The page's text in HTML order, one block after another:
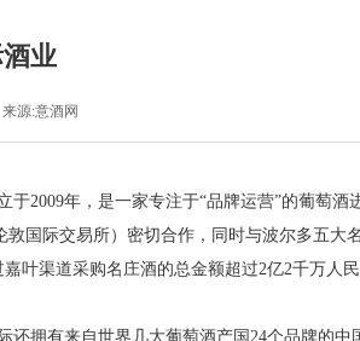
业
来源:意酒网
于2009年，是一家专注于“品牌运营”的葡萄
敦国际交易所）密切合作，同时与波尔多五大
叶渠道采购名庄酒的总金额超过2亿2千万人
还拥有来自世界几大葡萄酒产国24个品牌的